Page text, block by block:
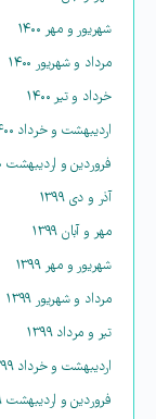
شهریور و مهر ۱۴۰۰
مرداد و شهریور ۱۴۰۰
خرداد و تیر ۱۴۰۰
اردیبهشت و خرداد ۱۴۰۰
فروردین و اردیبهشت ۱۴۰۰
آذر و دی ۱۳۹۹
مهر و آبان ۱۳۹۹
شهریور و مهر ۱۳۹۹
مرداد و شهریور ۱۳۹۹
تیر و مرداد ۱۳۹۹
اردیبهشت و خرداد ۱۳۹۹
فروردین و اردیبهشت ۱۳۹۹